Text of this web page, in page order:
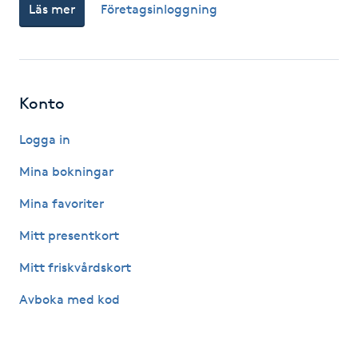
Hälsprickor
Idrottsmassage
IPL
IPL hårborttagning
IR-massage
Japansk massage
Läs mer Företagsinloggning
Konto
Logga in
Mina bokningar
Mina favoriter
Mitt presentkort
Mitt friskvårdskort
Avboka med kod